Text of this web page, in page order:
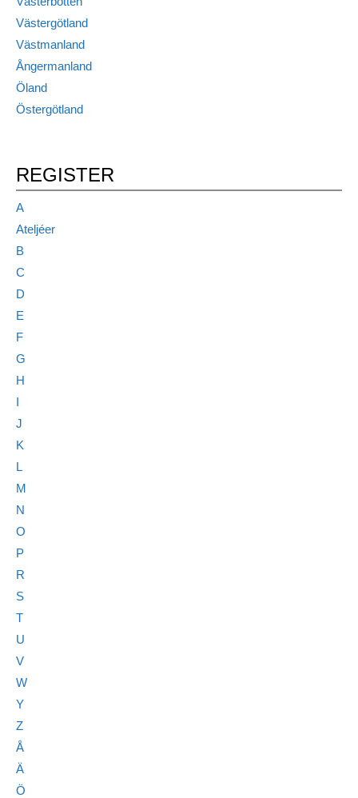
Västergötland
Västmanland
Ångermanland
Öland
Östergötland
REGISTER
A
Ateljéer
B
C
D
E
F
G
H
I
J
K
L
M
N
O
P
R
S
T
U
V
W
Y
Z
Å
Ä
Ö